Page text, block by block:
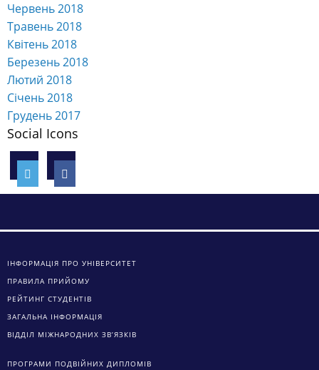
Червень 2018
Травень 2018
Квітень 2018
Березень 2018
Лютий 2018
Січень 2018
Грудень 2017
Social Icons
ІНФОРМАЦІЯ ПРО УНІВЕРСИТЕТ
ПРАВИЛА ПРИЙОМУ
РЕЙТИНГ СТУДЕНТІВ
ЗАГАЛЬНА ІНФОРМАЦІЯ
ВІДДІЛ МІЖНАРОДНИХ ЗВ’ЯЗКІВ
ПРОГРАМИ ПОДВІЙНИХ ДИПЛОМІВ